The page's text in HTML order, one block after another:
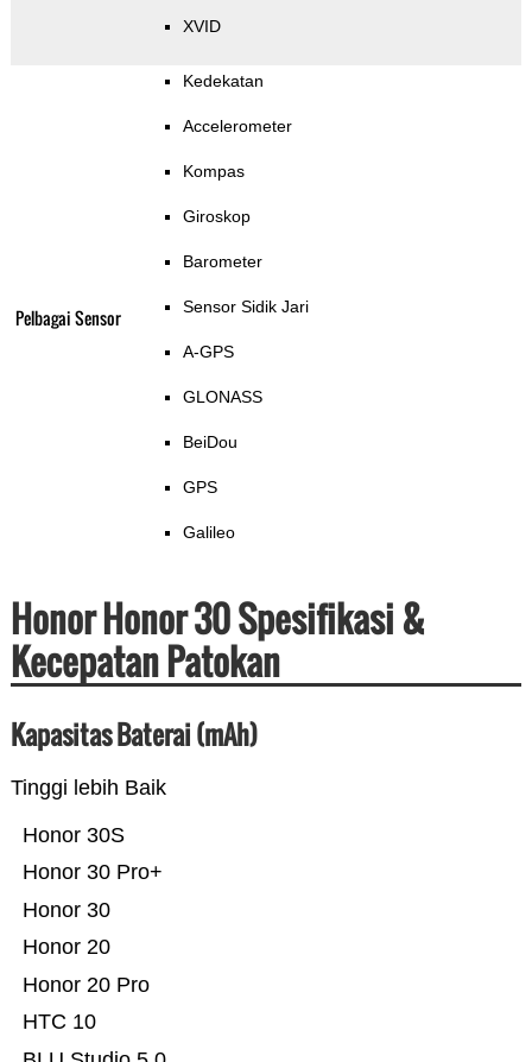
XVID
Pelbagai Sensor
Kedekatan
Accelerometer
Kompas
Giroskop
Barometer
Sensor Sidik Jari
A-GPS
GLONASS
BeiDou
GPS
Galileo
Honor Honor 30 Spesifikasi &
Kecepatan Patokan
Kapasitas Baterai (mAh)
Tinggi lebih Baik
HTC 10
Honor 20 Pro
Honor 20
Honor 30
Honor 30 Pro+
Honor 30S